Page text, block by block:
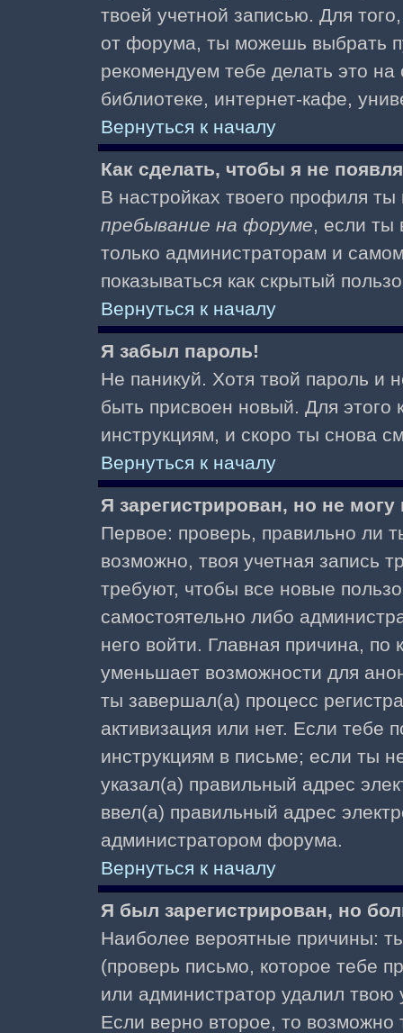
твоей учетной записью. Для
от форума, ты можешь выбрать
рекомендуем тебе делать это
библиотеке, интернет-кафе,
Вернуться к началу
Как сделать, чтобы я не
В настройках твоего профиля
пребывание на форуме, если
только администраторам и
показываться как скрытый
Вернуться к началу
Я забыл пароль!
Не паникуй. Хотя твой пароль и
быть присвоен новый. Для этого
инструкциям, и скоро ты снова
Вернуться к началу
Я зарегистрирован, но не могу
Первое: проверь, правильно ли
возможно, твоя учетная запись
требуют, чтобы все новые
самостоятельно либо
него войти. Главная причина,
уменьшает возможности для
ты завершал(а) процесс
активизация или нет. Если тебе
инструкциям в письме; если ты
указал(а) правильный адрес
ввел(а) правильный адрес
администратором форума.
Вернуться к началу
Я был зарегистрирован, но
Наиболее вероятные причины:
(проверь письмо, которое тебе
или администратор удалил твою
Если верно второе, то